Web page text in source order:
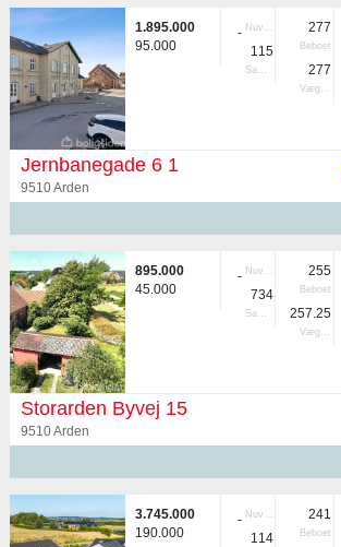
1.895.000
95.000
- Nuvær.
115
Samlet
277
Beboet
277
Vægtet
Jernbanegade 6 1
9510 Arden
895.000
45.000
- Nuvær.
734
Samlet
255
Beboet
257.25
Vægtet
Storarden Byvej 15
9510 Arden
3.745.000
190.000
- Nuvær.
114
241
Beboet